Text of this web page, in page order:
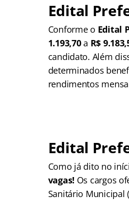
Edital
Conforme o Edital
1.193,70a R$
candidato. Além
determinados
rendimentos
Edital
Como já dito no
vagas! Os cargos
Sanitário Municipal